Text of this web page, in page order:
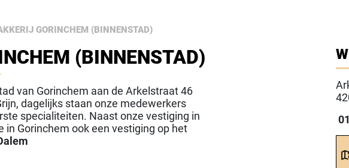
GORINCHEM (BINNENSTAD)
(BINNENSTAD)
van Gorinchem aan de Arkelstraat 46
dagelijks staan onze medewerkers
specialiteiten. Naast onze vestiging in
in Gorinchem ook een vestiging op het